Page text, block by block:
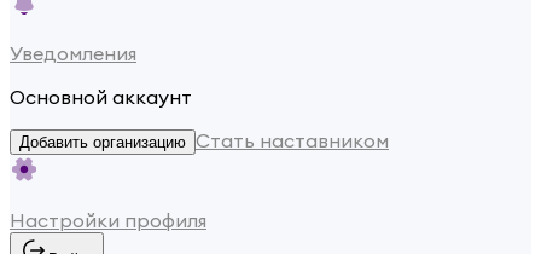
Уведомления
Основной аккаунт
Добавить организацию Стать наставником
Настройки профиля